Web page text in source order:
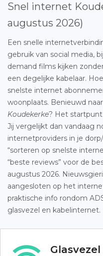
Snel internet
augustus 2026)
Een snelle
gebruik van social media,
demand films kijken
een degelijke kabelaar.
snelste internet
woonplaats. Benieuwd
Koudekerke? Het
Jij vergelijkt dan vandaag
internetproviders in je
“sorteren op snelste
“beste reviews” voor de
augustus 2026.
aangesloten op het
praktische info rondom
glasvezel en kabelinternet.